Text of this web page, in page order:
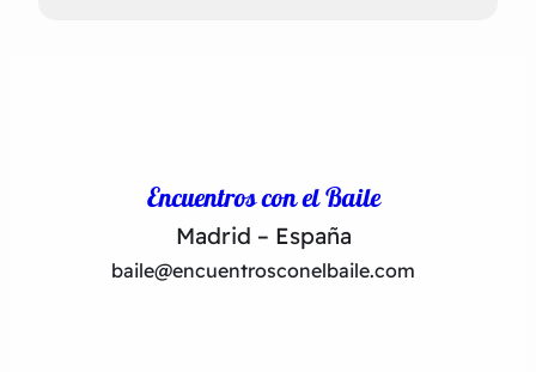
Encuentros con el Baile
Madrid – España
baile@encuentrosconelbaile.com